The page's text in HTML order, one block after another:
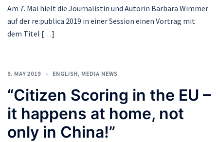
Am 7. Mai hielt die Journalistin und Autorin Barbara Wimmer
auf der re:publica 2019 in einer Session einen Vortrag mit
dem Titel […]
9. MAY 2019 ENGLISH, MEDIA NEWS
“Citizen Scoring in the EU –
it happens at home, not
only in China!”